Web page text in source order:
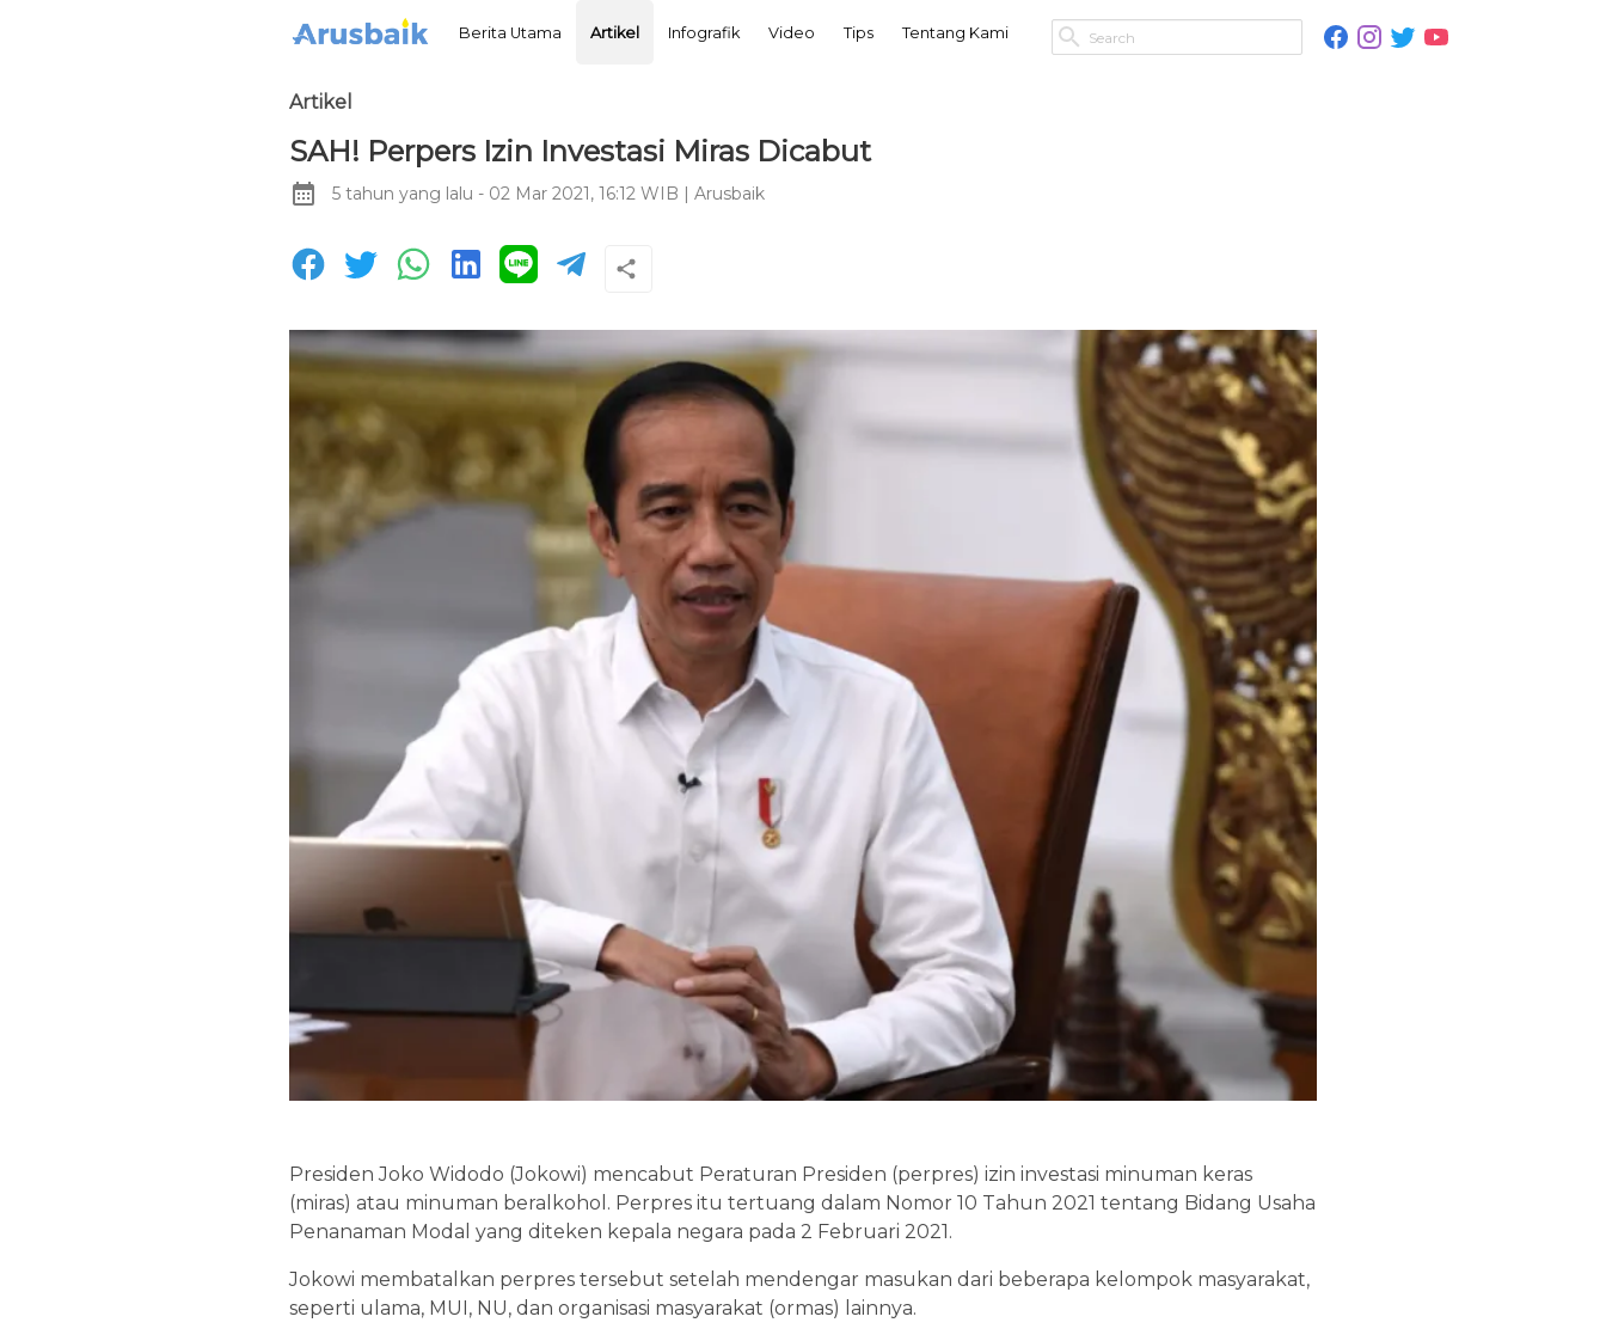
Berita Utama Artikel Infografik Video Tips Tentang Kami
Artikel
SAH! Perpers Izin Investasi Miras Dicabut
5 tahun yang lalu - 02 Mar 2021, 16:12 WIB Arusbaik
Presiden Joko Widodo (Jokowi) mencabut Peraturan Presiden (perpres) izin investasi minuman keras
(miras) atau minuman beralkohol. Perpres itu tertuang dalam Nomor 10 Tahun 2021 tentang Bidang Usaha
Penanaman Modal yang diteken kepala negara pada 2 Februari 2021.
Jokowi membatalkan perpres tersebut setelah mendengar masukan dari beberapa kelompok masyarakat,
seperti ulama, MUI, NU, dan organisasi masyarakat (ormas) lainnya.